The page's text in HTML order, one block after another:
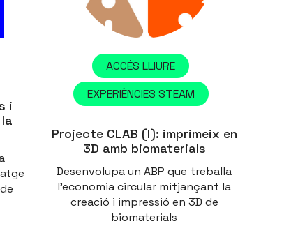
i
ACCÉS LLIURE
EXPERIÈNCIES STEAM
Projecte CLAB (I): imprimeix en
3D amb biomaterials
Desenvolupa un ABP que treballa
l'economia circular mitjançant la
creació i impressió en 3D de
biomaterials